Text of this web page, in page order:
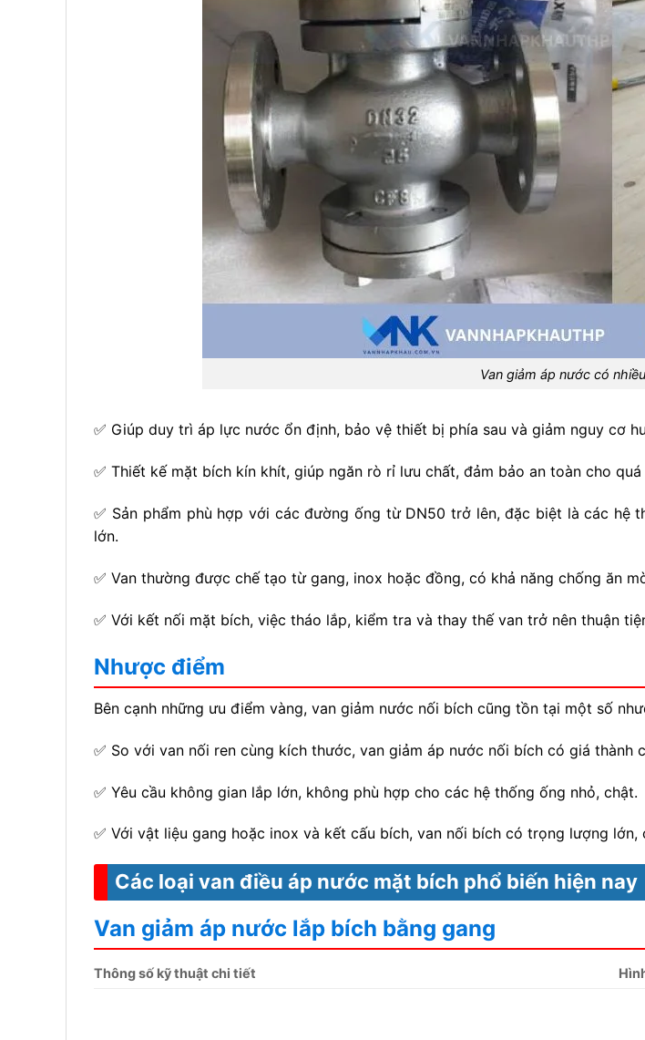
Van giảm áp nước có
✅ Giúp duy trì áp lực nước ổn định, bảo vệ thiết bị phía sau và giảm nguy cơ
✅ Thiết kế mặt bích kín khít, giúp ngăn rò rỉ lưu chất, đảm bảo an toàn cho
✅ Sản phẩm phù hợp với các đường ống từ DN50 trở lên, đặc biệt là các
lớn.
✅ Van thường được chế tạo từ gang, inox hoặc đồng, có khả năng chống ăn
✅ Với kết nối mặt bích, việc tháo lắp, kiểm tra và thay thế van trở nên thuận
Nhược điểm
Bên cạnh những ưu điểm vàng, van giảm nước nối bích cũng tồn tại một số
✅ So với van nối ren cùng kích thước, van giảm áp nước nối bích có giá thành
✅ Yêu cầu không gian lắp lớn, không phù hợp cho các hệ thống ống nhỏ, chật.
✅ Với vật liệu gang hoặc inox và kết cấu bích, van nối bích có trọng lượng
Các loại van điều áp nước mặt bích phổ biến hiện nay
Van giảm áp nước lắp bích bằng gang
Thông số kỹ thuật chi tiết